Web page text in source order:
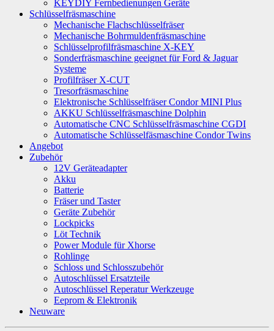
KEYDIY Fernbedienungen Geräte
Schlüsselfräsmaschine
Mechanische Flachschlüsselfräser
Mechanische Bohrmuldenfräsmaschine
Schlüsselprofilfräsmaschine X-KEY
Sonderfräsmaschine geeignet für Ford & Jaguar
Systeme
Profilfräser X-CUT
Tresorfräsmaschine
Elektronische Schlüsselfräser Condor MINI Plus
AKKU Schlüsselfräsmaschine Dolphin
Automatische CNC Schlüsselfräsmaschine CGDI
Automatische Schlüsselfäsmaschine Condor Twins
Angebot
Zubehör
12V Geräteadapter
Akku
Batterie
Fräser und Taster
Geräte Zubehör
Lockpicks
Löt Technik
Power Module für Xhorse
Rohlinge
Schloss und Schlosszubehör
Autoschlüssel Ersatzteile
Autoschlüssel Reperatur Werkzeuge
Eeprom & Elektronik
Neuware